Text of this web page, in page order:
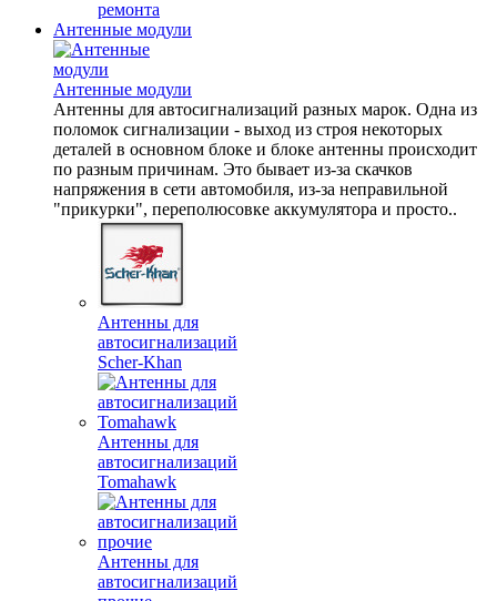
ремонта
Антенные модули
Антенные модули
Антенны для автосигнализаций разных марок. Одна из
поломок сигнализации - выход из строя некоторых
деталей в основном блоке и блоке антенны происходит
по разным причинам. Это бывает из-за скачков
напряжения в сети автомобиля, из-за неправильной
"прикурки", переполюсовке аккумулятора и просто..
Антенны для
автосигнализаций
Scher-Khan
Антенны для
автосигнализаций
Tomahawk
Антенны для
автосигнализаций